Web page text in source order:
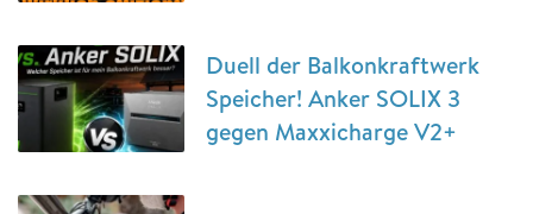
Duell der Balkonkraftwerk
Speicher! Anker SOLIX 3
gegen Maxxicharge V2+